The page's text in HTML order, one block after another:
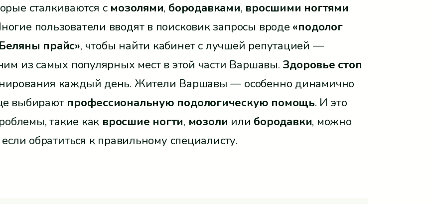
сталкиваются с мозолями, бородавками, вросшими ногтями
пользователи вводят в поисковик запросы вроде «подолог
прайс», чтобы найти кабинет с лучшей репутацией —
из самых популярных мест в этой части Варшавы. Здоровье стоп
каждый день. Жители Варшавы — особенно динамично
выбирают профессиональную подологическую помощь. И это
такие как вросшие ногти, мозоли или бородавки, можно
обратиться к правильному специалисту.